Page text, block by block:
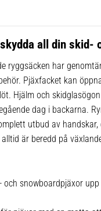
all din skid-
ryggsäcken har
Pjäxfacket kan
Hjälm och
dag i backarna.
utbud av handskar,
är beredd på
och snowboardpjäxor